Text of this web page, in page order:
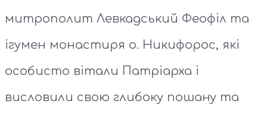
митрополит Левкадський Феофіл та
ігумен монастиря о. Никифорос, які
особисто вітали Патріарха і
висловили свою глибоку пошану та